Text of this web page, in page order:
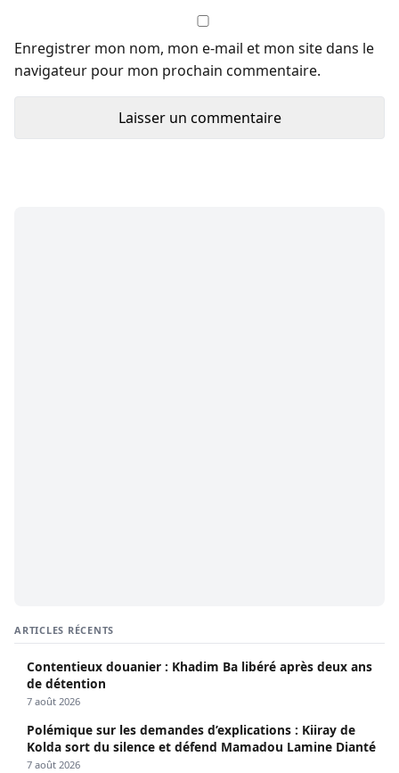
Enregistrer mon nom, mon e-mail et mon site dans le
navigateur pour mon prochain commentaire.
ARTICLES RÉCENTS
Contentieux douanier : Khadim Ba libéré après deux ans
de détention
7 août 2026
Polémique sur les demandes d’explications : Kiiray de
Kolda sort du silence et défend Mamadou Lamine Dianté
7 août 2026